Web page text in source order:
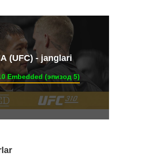
(UFC) - janglari
Embedded (эпизод 5)